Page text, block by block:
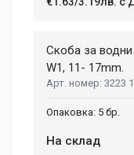
CHARGE TIME
12 April, 2018
Aenean non lorem
tincidunt ex semper sit
congue feugiat ac,
mollis, volutpat tellus
Скоба за
W1, 11- 17mm.
3223
5 бр.
На склад